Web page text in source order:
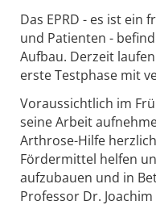
Das EPRD - es ist ein
und Patienten -
Aufbau. Derzeit
erste Testphase mit
Voraussichtlich im
seine Arbeit
Arthrose-Hilfe
Fördermittel helfen
aufzubauen und in
Professor Dr.